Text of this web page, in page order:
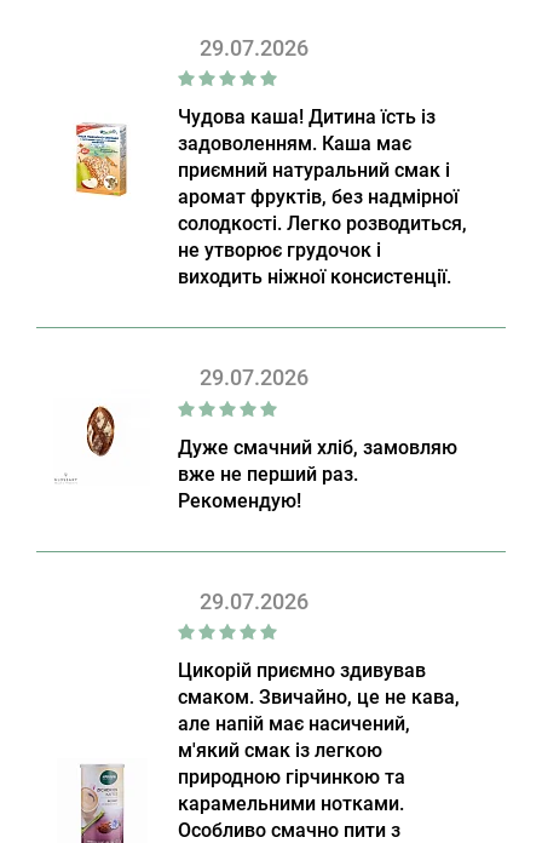
29.07.2026
Чудова каша! Дитина їсть із
задоволенням. Каша має
приємний натуральний смак і
аромат фруктів, без надмірної
солодкості. Легко розводиться,
не утворює грудочок і
виходить ніжної консистенції.
29.07.2026
Дуже смачний хліб, замовляю
вже не перший раз.
Рекомендую!
29.07.2026
Цикорій приємно здивував
смаком. Звичайно, це не кава,
але напій має насичений,
м'який смак із легкою
природною гірчинкою та
карамельними нотками.
Особливо смачно пити з